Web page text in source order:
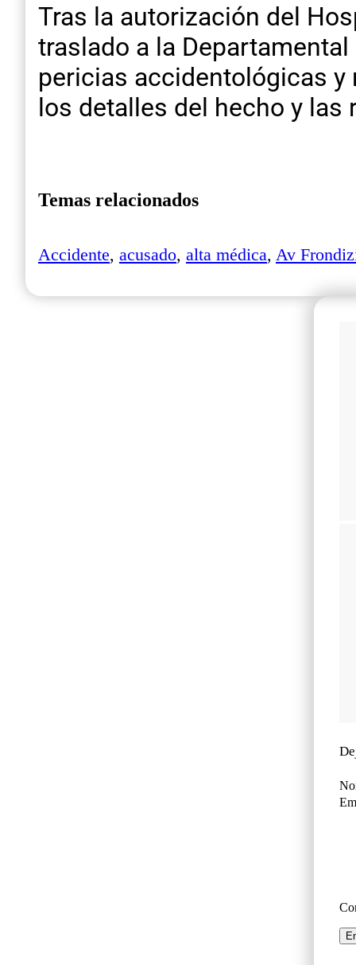
Tras la autorización del
traslado a la
pericias accidentológicas
los detalles del hecho y
Temas relacionados
Accidente, acusado, alta médica, Av